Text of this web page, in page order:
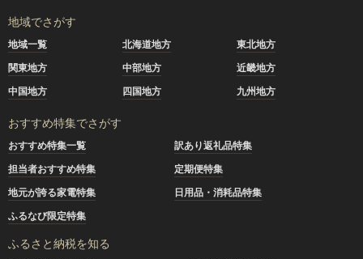
地域でさがす
地域一覧 北海道地方
東北地方
関東地方
中部地方
近畿地方
中国地方
四国地方 九州地方
おすすめ特集でさがす
おすすめ特集一覧
訳あり返礼品特集
担当者おすすめ特集
定期便特集
地元が誇る家電特集
日用品・消耗品特集
ふるなび限定特集
ふるさと納税を知る